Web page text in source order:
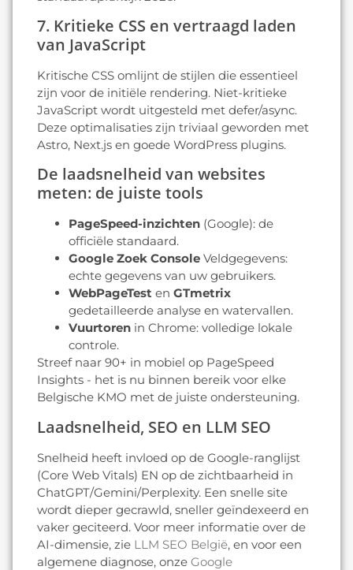
7. Kritieke CSS en vertraagd laden
van JavaScript
Kritische CSS omlijnt de stijlen die essentieel
zijn voor de initiële rendering. Niet-kritieke
JavaScript wordt uitgesteld met defer/async.
Deze optimalisaties zijn triviaal geworden met
Astro, Next.js en goede WordPress plugins.
De laadsnelheid van websites
meten: de juiste tools
PageSpeed-inzichten (Google): de
officiële standaard.
Google Zoek Console Veldgegevens:
echte gegevens van uw gebruikers.
WebPageTest en GTmetrix
gedetailleerde analyse en watervallen.
Vuurtoren in Chrome: volledige lokale
controle.
Streef naar 90+ in mobiel op PageSpeed
Insights - het is nu binnen bereik voor elke
Belgische KMO met de juiste ondersteuning.
Laadsnelheid, SEO en LLM SEO
Snelheid heeft invloed op de Google-ranglijst
(Core Web Vitals) EN op de zichtbaarheid in
ChatGPT/Gemini/Perplexity. Een snelle site
wordt dieper gecrawld, sneller geïndexeerd en
vaker geciteerd. Voor meer informatie over de
AI-dimensie, zie LLM SEO België, en voor een
algemene diagnose, onze Google